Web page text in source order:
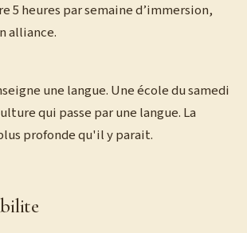
5 heures par semaine d’immersion,
alliance.
une langue. Une école du samedi
qui passe par une langue. La
profonde qu'il y parait.